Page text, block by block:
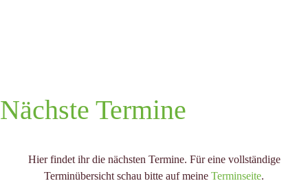
Nächste Termine
Hier findet ihr die nächsten Termine. Für eine vollständige
Terminübersicht schau bitte auf meine Terminseite.